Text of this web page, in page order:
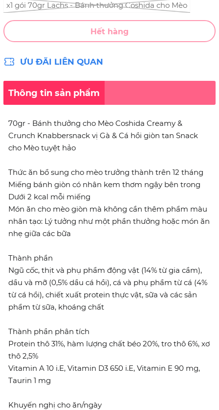
x1 gói 70gr Lachs - Bánh thưởng Coshida cho Mèo
Hết hàng
ƯU ĐÃI LIÊN QUAN
Thông tin sản phẩm
70gr - Bánh thưởng cho Mèo Coshida Creamy &
Crunch Knabbersnack vị Gà & Cá hồi giòn tan Snack
cho Mèo tuyệt hảo
Thức ăn bổ sung cho mèo trưởng thành trên 12 tháng
Miếng bánh giòn có nhân kem thơm ngậy bên trong
Dưới 2 kcal mỗi miếng
Món ăn cho mèo giòn mà không cần thêm phẩm màu
nhân tạo: Lý tưởng như một phần thưởng hoặc món ăn
nhẹ giữa các bữa
Thành phần
Ngũ cốc, thịt và phụ phẩm động vật (14% từ gia cầm),
dầu và mỡ (0,5% dầu cá hồi), cá và phụ phẩm từ cá (4%
từ cá hồi), chiết xuất protein thực vật, sữa và các sản
phẩm từ sữa, khoáng chất
Thành phần phân tích
Protein thô 31%, hàm lượng chất béo 20%, tro thô 6%, xơ
thô 2,5%
Vitamin A 10 i.E, Vitamin D3 650 i.E, Vitamin E 90 mg,
Taurin 1 mg
Khuyến nghị cho ăn/ngày